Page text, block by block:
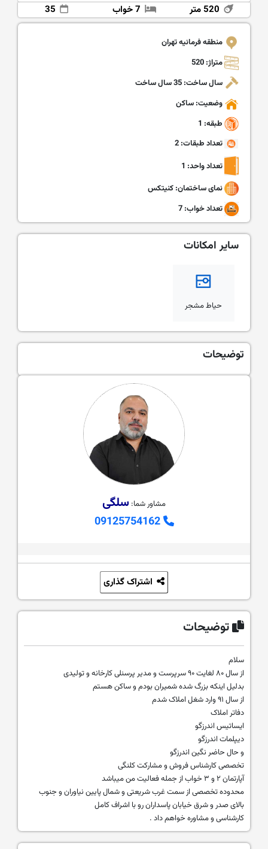
520 متر 7 خواب 35
منطقه فرمانیه تهران
متراژ: 520
سال ساخت: 35 سال ساخت
وضعیت: ساکن
طبقه: 1
تعداد طبقات: 2
تعداد واحد: 1
نمای ساختمان: کنیتکس
تعداد خواب: 7
سایر امکانات
حیاط مشجر
توضیحات
مشاور شما: سلگی
09125754162
توضیحات
سلام
از سال ۸۰ لغایت ۹۰ سرپرست و مدیر پرسنلی کارخانه و تولیدی
بدلیل اینکه بزرگ شده شمیران بودم و ساکن هستم
از سال ۹۱ وارد شغل املاک شدم
دفاتر املاک
ایساتیس اندرزگو
دیپلمات اندرزگو
و حال حاضر نگین اندرزگو
تخصصی کارشناس فروش و مشارکت کلنگی
آپارتمان ۲ و ۳ خواب از جمله فعالیت من میباشد
محدوده تخصصی از سمت غرب شریعتی و شمال پایین نیاوران و جنوب
بالای صدر و شرق خیابان پاسداران رو با اشراف کامل
کارشناسی و مشاوره خواهم داد .